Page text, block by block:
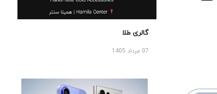
گالری طلا
07 مرداد 1405